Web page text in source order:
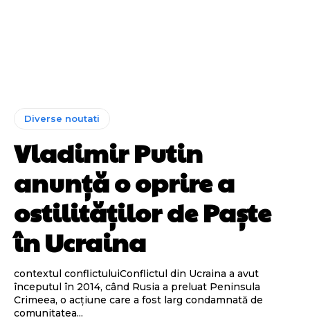
Diverse noutati
Vladimir Putin
anunță o oprire a
ostilităților de Paște
în Ucraina
contextul conflictuluiConflictul din Ucraina a avut
începutul în 2014, când Rusia a preluat Peninsula
Crimeea, o acțiune care a fost larg condamnată de
comunitatea...